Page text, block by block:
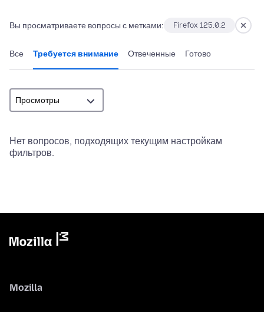
Вы просматриваете вопросы с метками: Firefox 125.0.2
Все Требуется внимание Отвеченные Готово
Нет вопросов, подходящих текущим настройкам
фильтров.
Mozilla